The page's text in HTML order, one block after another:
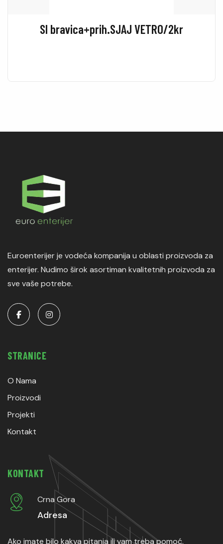
SI bravica+prih.SJAJ VETRO/2kr
Euroenterijer je vodeća kompanija u oblasti proizvoda za
enterijer. Nudimo širok asortiman kvalitetnih proizvoda za
sve vaše potrebe.
STRANICE
O Nama
Proizvodi
Projekti
Kontakt
KONTAKT
Crna Gora
Adresa
Ako imate bilo kakva pitanja ili vam treba pomoć,